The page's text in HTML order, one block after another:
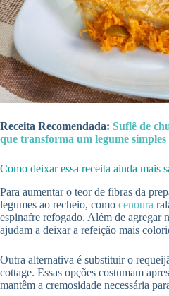
Receita Recomendada: Suflê de
que transforma um legume
Como deixar essa receita ainda mais
Para aumentar o teor de fibras da
legumes ao recheio, como cenoura
espinafre refogado. Além de agregar
ajudam a deixar a refeição mais
Outra alternativa é substituir o
cottage. Essas opções costumam
mantêm a cremosidade necessária